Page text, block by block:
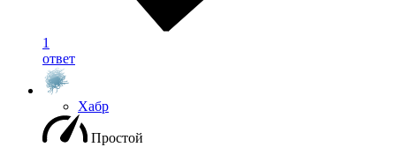
1
ответ
Хабр
Простой